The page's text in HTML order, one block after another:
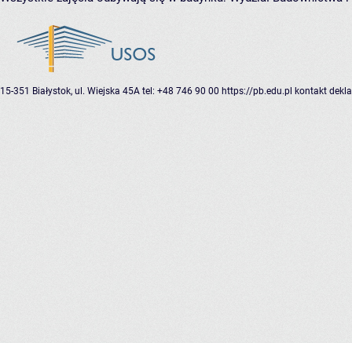
15-351 Białystok, ul. Wiejska 45A tel: +48 746 90 00 https://pb.edu.pl kontakt